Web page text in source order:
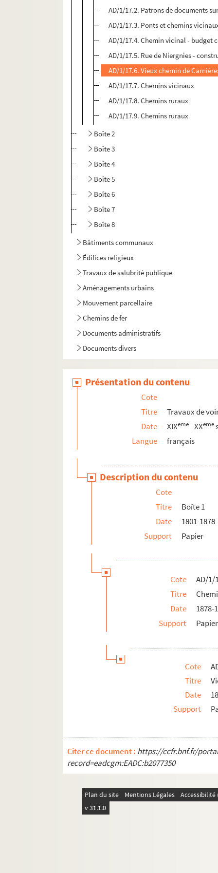
AD/1/17.2. Patrons de documents
AD/1/17.3. Ponts et chemins
AD/1/17.4. Chemin vicinal - budget
AD/1/17.5. Rue de Niergnies -
AD/1/17.6. Vieux chemin de
AD/1/17.7. Chemins vicinaux
AD/1/17.8. Chemins ruraux
AD/1/17.9. Chemins ruraux
Boîte 2
Boîte 3
Boîte 4
Boîte 5
Boîte 6
Boîte 7
Boîte 8
Bâtiments communaux
Édifices religieux
Travaux de salubrité publique
Aménagements urbains
Mouvement parcellaire
Chemins de fer
Documents administratifs
Documents divers
Présentation du contenu
Cote
Titre
Travaux de
Date
XIXeme- XXeme
Langue
français
Description du contenu
Cote
Titre
Boîte 1
Date
1801-1878
Support
Papier
Cote
AD/1/
Titre
Date
1878-
Support
Papier
Cote
Titre
Date
Support
Citer ce document : https://ccfr.bnf.fr/
record=eadcgm:EADC:b2077350
Plan du site Mentions Légales
v 31.1.0